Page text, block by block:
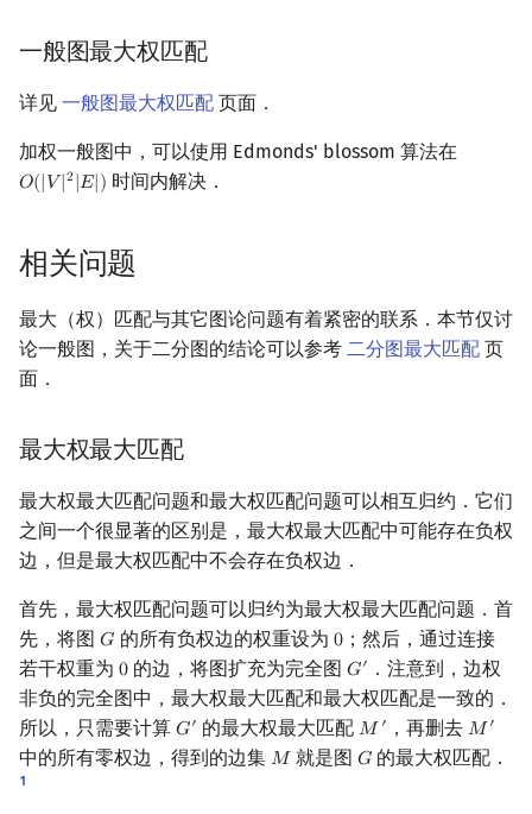
一般图最大权匹配
详见 一般图最大权匹配 页面．
加权一般图中，可以使用 Edmonds' blossom 算法在
𝑂(|𝑉|2|𝐸|)
O(| V| 2 E| ) 时间内解决．
相关问题
最大（权）匹配与其它图论问题有着紧密的联系．本节仅讨
论一般图，关于二分图的结论可以参考 二分图最大匹配 页
面．
最大权最大匹配
最大权最大匹配问题和最大权匹配问题可以相互归约．它们
之间一个很显著的区别是，最大权最大匹配中可能存在负权
边，但是最大权匹配中不会存在负权边．
首先，最大权匹配问题可以归约为最大权最大匹配问题．首
先，将图 𝐺
G 的所有负权边的权重设为 0
0；然后，通过连接
若干权重为 0
0 的边，将图扩充为完全图 𝐺′
G′
．注意到，边权
非负的完全图中，最大权最大匹配和最大权匹配是一致的．
所以，只需要计算 𝐺′
G′ 的最大权最大匹配 𝑀 ′
M′ ，再删去 𝑀 ′
M′
中的所有零权边，得到的边集 𝑀
M 就是图 𝐺
G 的最大权匹配．
1